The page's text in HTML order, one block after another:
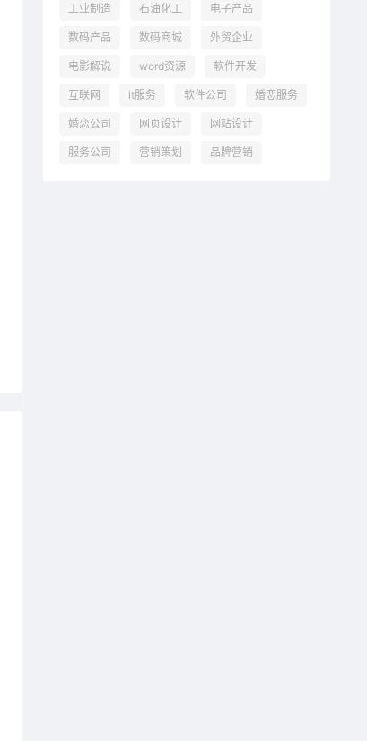
工业制造 石油化工 电子产品
数码产品 数码商城 外贸企业
电影解说 word资源 软件开发
互联网 it服务 软件公司 婚恋服务
婚恋公司 网页设计 网站设计
服务公司 营销策划 品牌营销